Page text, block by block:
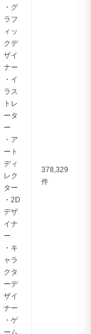
・グ
ラフ
ィッ
クデ
ザイ
ナー
・イ
ラス
トレ
ータ
ー
・ア
ート
ディ
レク
ター
・2D
デザ
イナ
ー
・キ
ャラ
クタ
ーデ
ザイ
ナー
・ゲ
ーム
378,329
件